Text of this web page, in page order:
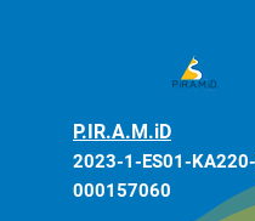
P.IR.A.M.iD
2023-1-ES01-KA220-
000157060